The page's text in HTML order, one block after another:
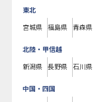
東北
宮城県 福島県 青森県
北陸・甲信越
新潟県 長野県 石川県
中国・四国